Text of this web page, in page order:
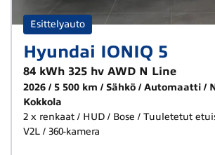
Esittelyauto
Hyundai IONIQ 5
84 kWh 325 hv AWD N Line
2026 5 500 km Sähkö Automaatti
Kokkola
2 x renkaat / HUD / Bose / Tuuletetut
V2L / 360-kamera